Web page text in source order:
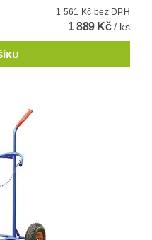
1 561 Kč bez DPH
1 889 Kč/ ks